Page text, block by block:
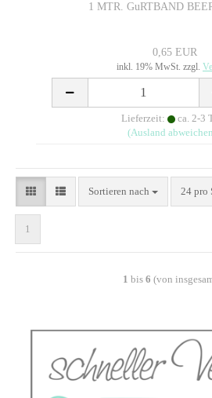
1 MTR. GuRTBAND
0,65 EUR
inkl. 19% MwSt. zzgl.
Lieferzeit:
ca. 2-3
(Ausland
Sortieren nach 24 pro
1
1 bis 6 (von